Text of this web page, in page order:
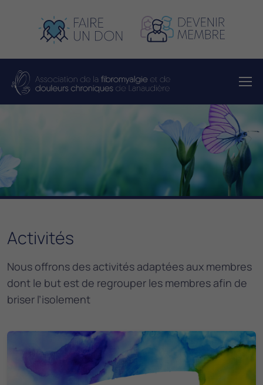
Activités
Nous offrons des activités adaptées aux membres
dont le but est de regrouper les membres afin de
briser l’isolement